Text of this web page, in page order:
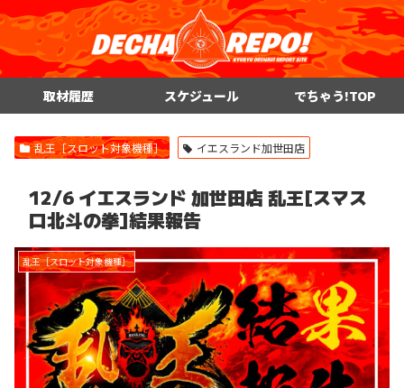
取材履歴 スケジュール でちゃう!TOP
乱王［スロット対象機種］ イエスランド加世田店
12/6 イエスランド 加世田店 乱王[スマス
ロ北斗の拳]結果報告
乱王［スロット対象機種］